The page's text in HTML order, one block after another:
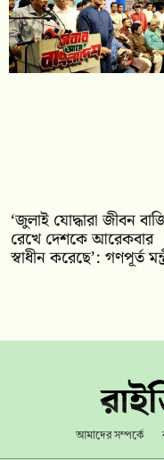
‘জুলাই যোদ্ধারা জীবন
রেখে দেশকে আরেকবার
স্বাধীন করেছে’: গণপূর্ত
আমাদের সম্পর্কে